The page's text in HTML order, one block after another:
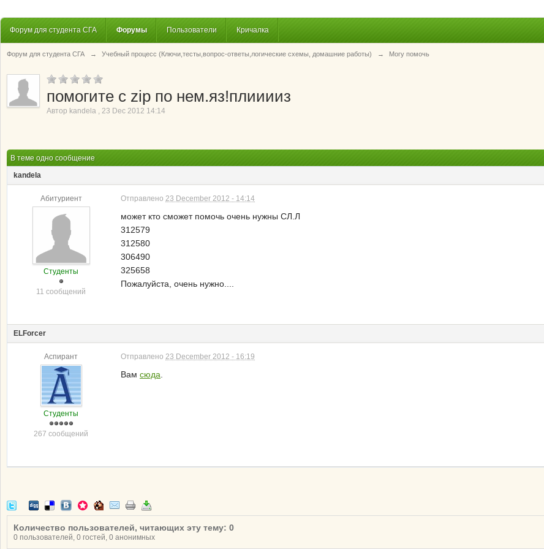
Форум для студента СГА Форумы Пользователи Кричалка
Форум для студента СГА → Учебный процесс (Ключи,тесты,вопрос-ответы,логические схемы, домашние работы) → Могу помочь
помогите с zip по нем.яз!плииииз
Автор kandela , 23 Dec 2012 14:14
В теме одно сообщение
kandela
Абитуриент
Студенты
11 сообщений
Отправлено 23 December 2012 - 14:14
может кто сможет помочь очень нужны СЛ.Л
312579
312580
306490
325658
Пожалуйста, очень нужно....
ELForcer
Аспирант
Студенты
267 сообщений
Отправлено 23 December 2012 - 16:19
Вам сюда
Количество пользователей, читающих эту тему: 0
0 пользователей, 0 гостей, 0 анонимных